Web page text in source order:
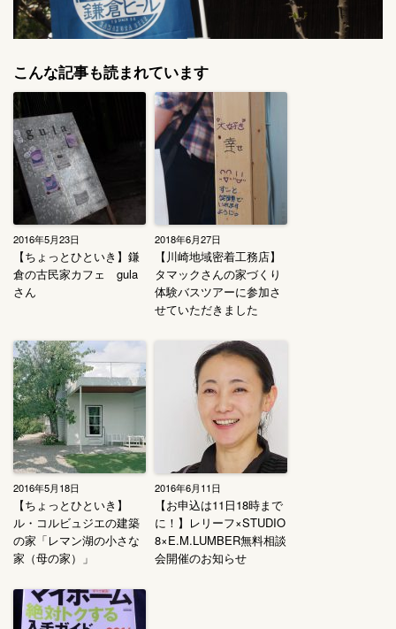
こんな記事も読まれています
2016年5月23日
【ちょっとひといき】鎌
倉の古民家カフェ gula
さん
2018年6月27日
【川崎地域密着工務店】
タマックさんの家づくり
体験バスツアーに参加さ
せていただきました
2016年5月18日
【ちょっとひといき】
ル・コルビュジエの建築
の家「レマン湖の小さな
家（母の家）」
2016年6月11日
【お申込は11日18時まで
に！】レリーフ×STUDIO
8×E.M.LUMBER無料相談
会開催のお知らせ